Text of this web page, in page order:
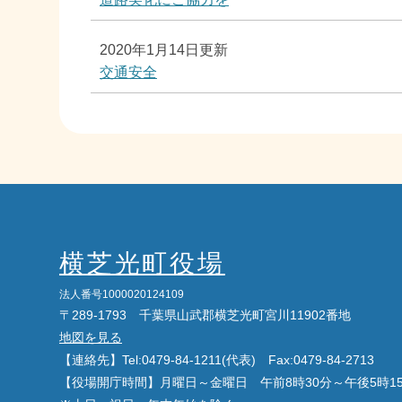
2020年1月14日更新
交通安全
横芝光町役場
法人番号1000020124109
〒289-1793 千葉県山武郡横芝光町宮川11902番地
地図を見る
【連絡先】Tel:0479-84-1211(代表) Fax:0479-84-2713
【役場開庁時間】月曜日～金曜日 午前8時30分～午後5時